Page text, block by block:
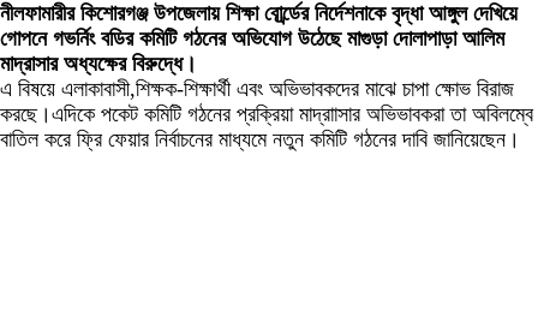
নীলফামারীর কিশোরগঞ্জ উপজেলায় শিক্ষা বোর্র্ডের নির্দেশনাকে বৃদ্ধা আঙ্গুল দেখিয়ে
গোপনে গভর্নিং বডির কমিটি গঠনের অভিযোগ উঠেছে মাগুড়া দোলাপাড়া আলিম
মাদ্রাসার অধ্যক্ষের বিরুদ্ধে।
এ বিষয়ে এলাকাবাসী,শিক্ষক-শিক্ষার্থী এবং অভিভাবকদের মাঝে চাপা ক্ষোভ বিরাজ
করছে।এদিকে পকেট কমিটি গঠনের প্রক্রিয়া মাদ্রাাসার অভিভাবকরা তা অবিলম্বে
বাতিল করে ফ্রি ফেয়ার নির্বাচনের মাধ্যমে নতুন কমিটি গঠনের দাবি জানিয়েছেন।